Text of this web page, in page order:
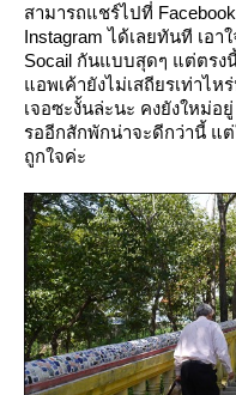
สามารถแชร์ไปที่
Instagram ได้เลยทันที เอ
Socail กันแบบสุดๆ แต่ตรง
อพเค้ายังไม่เสถียรเท่าไห
เจอซะงั้นล่ะนะ คงยังใหม่อยู่
รออีกสักพักน่าจะดีกว่านี้ แ
ถูกใจค่ะ